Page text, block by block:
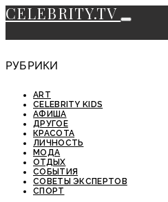
CELEBRITY.TV
РУБРИКИ
ART
CELEBRITY KIDS
АФИША
ДРУГОЕ
КРАСОТА
ЛИЧНОСТЬ
МОДА
ОТДЫХ
СОБЫТИЯ
СОВЕТЫ ЭКСПЕРТОВ
СПОРТ